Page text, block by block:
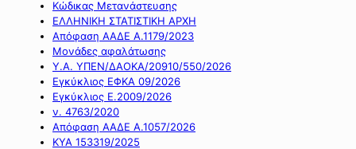
Κώδικας Μετανάστευσης
ΕΛΛΗΝΙΚΗ ΣΤΑΤΙΣΤΙΚΗ ΑΡΧΗ
Απόφαση ΑΑΔΕ Α.1179/2023
Μονάδες αφαλάτωσης
Υ.Α. ΥΠΕΝ/ΔΑΟΚΑ/20910/550/2026
Εγκύκλιος ΕΦΚΑ 09/2026
Εγκύκλιος Ε.2009/2026
ν. 4763/2020
Απόφαση ΑΑΔΕ Α.1057/2026
ΚΥΑ 153319/2025